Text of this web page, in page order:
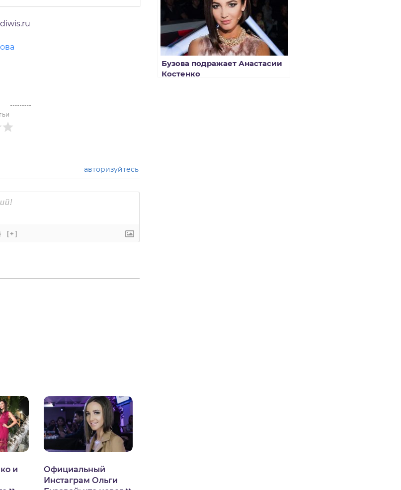
авторизуйтесь
[+]
и
Официальный
Инстаграм Ольги
Бузова подражает Анастасии
Костенко